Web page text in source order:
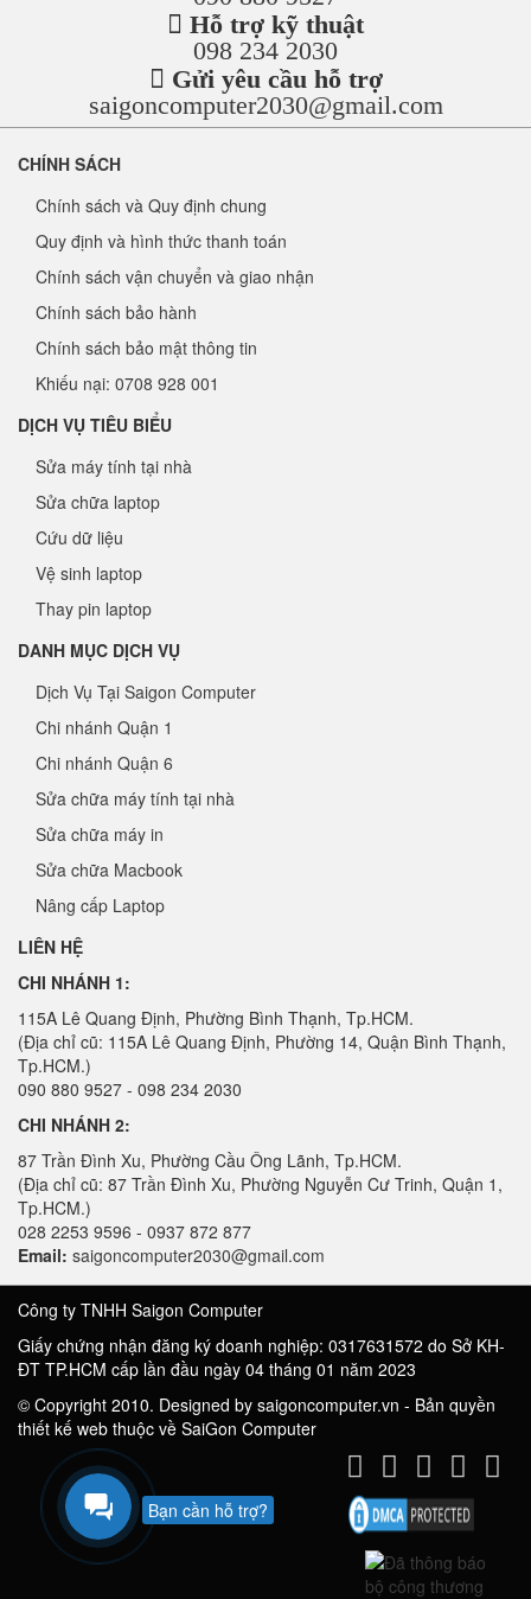
Hỗ trợ kỹ thuật
098 234 2030
Gửi yêu cầu hỗ trợ
saigoncomputer2030@gmail.com
CHÍNH SÁCH
Chính sách và Quy định chung
Quy định và hình thức thanh toán
Chính sách vận chuyển và giao nhận
Chính sách bảo hành
Chính sách bảo mật thông tin
Khiếu nại: 0708 928 001
DỊCH VỤ TIÊU BIỂU
Sửa máy tính tại nhà
Sửa chữa laptop
Cứu dữ liệu
Vệ sinh laptop
Thay pin laptop
DANH MỤC DỊCH VỤ
Dịch Vụ Tại Saigon Computer
Chi nhánh Quận 1
Chi nhánh Quận 6
Sửa chữa máy tính tại nhà
Sửa chữa máy in
Sửa chữa Macbook
Nâng cấp Laptop
LIÊN HỆ
CHI NHÁNH 1:
115A Lê Quang Định, Phường Bình Thạnh, Tp.HCM.
(Địa chỉ cũ: 115A Lê Quang Định, Phường 14, Quận Bình Thạnh,
Tp.HCM.)
090 880 9527 - 098 234 2030
CHI NHÁNH 2:
87 Trần Đình Xu, Phường Cầu Ông Lãnh, Tp.HCM.
(Địa chỉ cũ: 87 Trần Đình Xu, Phường Nguyễn Cư Trinh, Quận 1,
Tp.HCM.)
028 2253 9596 - 0937 872 877
Email: saigoncomputer2030@gmail.com
Công ty TNHH Saigon Computer
Giấy chứng nhận đăng ký doanh nghiệp: 0317631572 do Sở KH-
ĐT TP.HCM cấp lần đầu ngày 04 tháng 01 năm 2023
© Copyright 2010. Designed by saigoncomputer.vn - Bản quyền
thiết kế web thuộc về SaiGon Computer
Bạn cần hỗ trợ?